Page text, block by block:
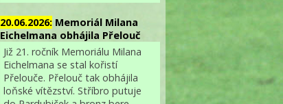
20.06.2026: Memoriál Milana
Eichelmana obhájila Přelouč
Již 21. ročník Memoriálu Milana
Eichelmana se stal kořistí
Přelouče. Přelouč tak obhájila
loňské vítězství. Stříbro putuje